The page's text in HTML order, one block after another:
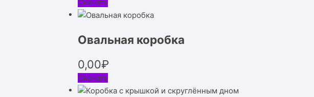
Скачать
Овальная коробка
0,00₽
Скачать